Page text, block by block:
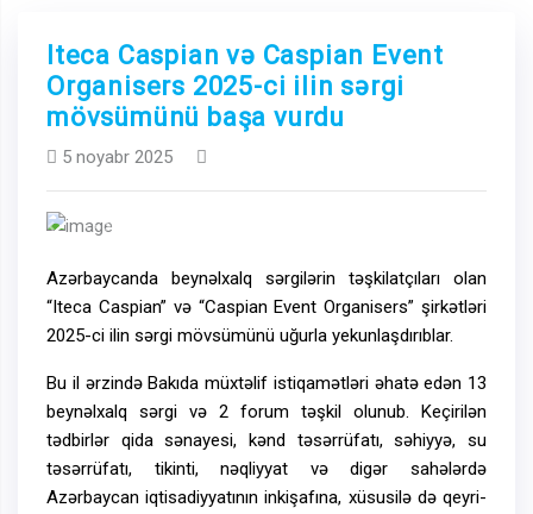
Iteca Caspian və Caspian Event
Organisers 2025-ci ilin sərgi
mövsümünü başa vurdu
5 noyabr 2025
Previous
Azərbaycanda beynəlxalq sərgilərin təşkilatçıları olan
“Iteca Caspian” və “Caspian Event Organisers” şirkətləri
2025-ci ilin sərgi mövsümünü uğurla yekunlaşdırıblar.
Bu il ərzində Bakıda müxtəlif istiqamətləri əhatə edən 13
beynəlxalq sərgi və 2 forum təşkil olunub. Keçirilən
tədbirlər qida sənayesi, kənd təsərrüfatı, səhiyyə, su
təsərrüfatı, tikinti, nəqliyyat və digər sahələrdə
Azərbaycan iqtisadiyyatının inkişafına, xüsusilə də qeyri-